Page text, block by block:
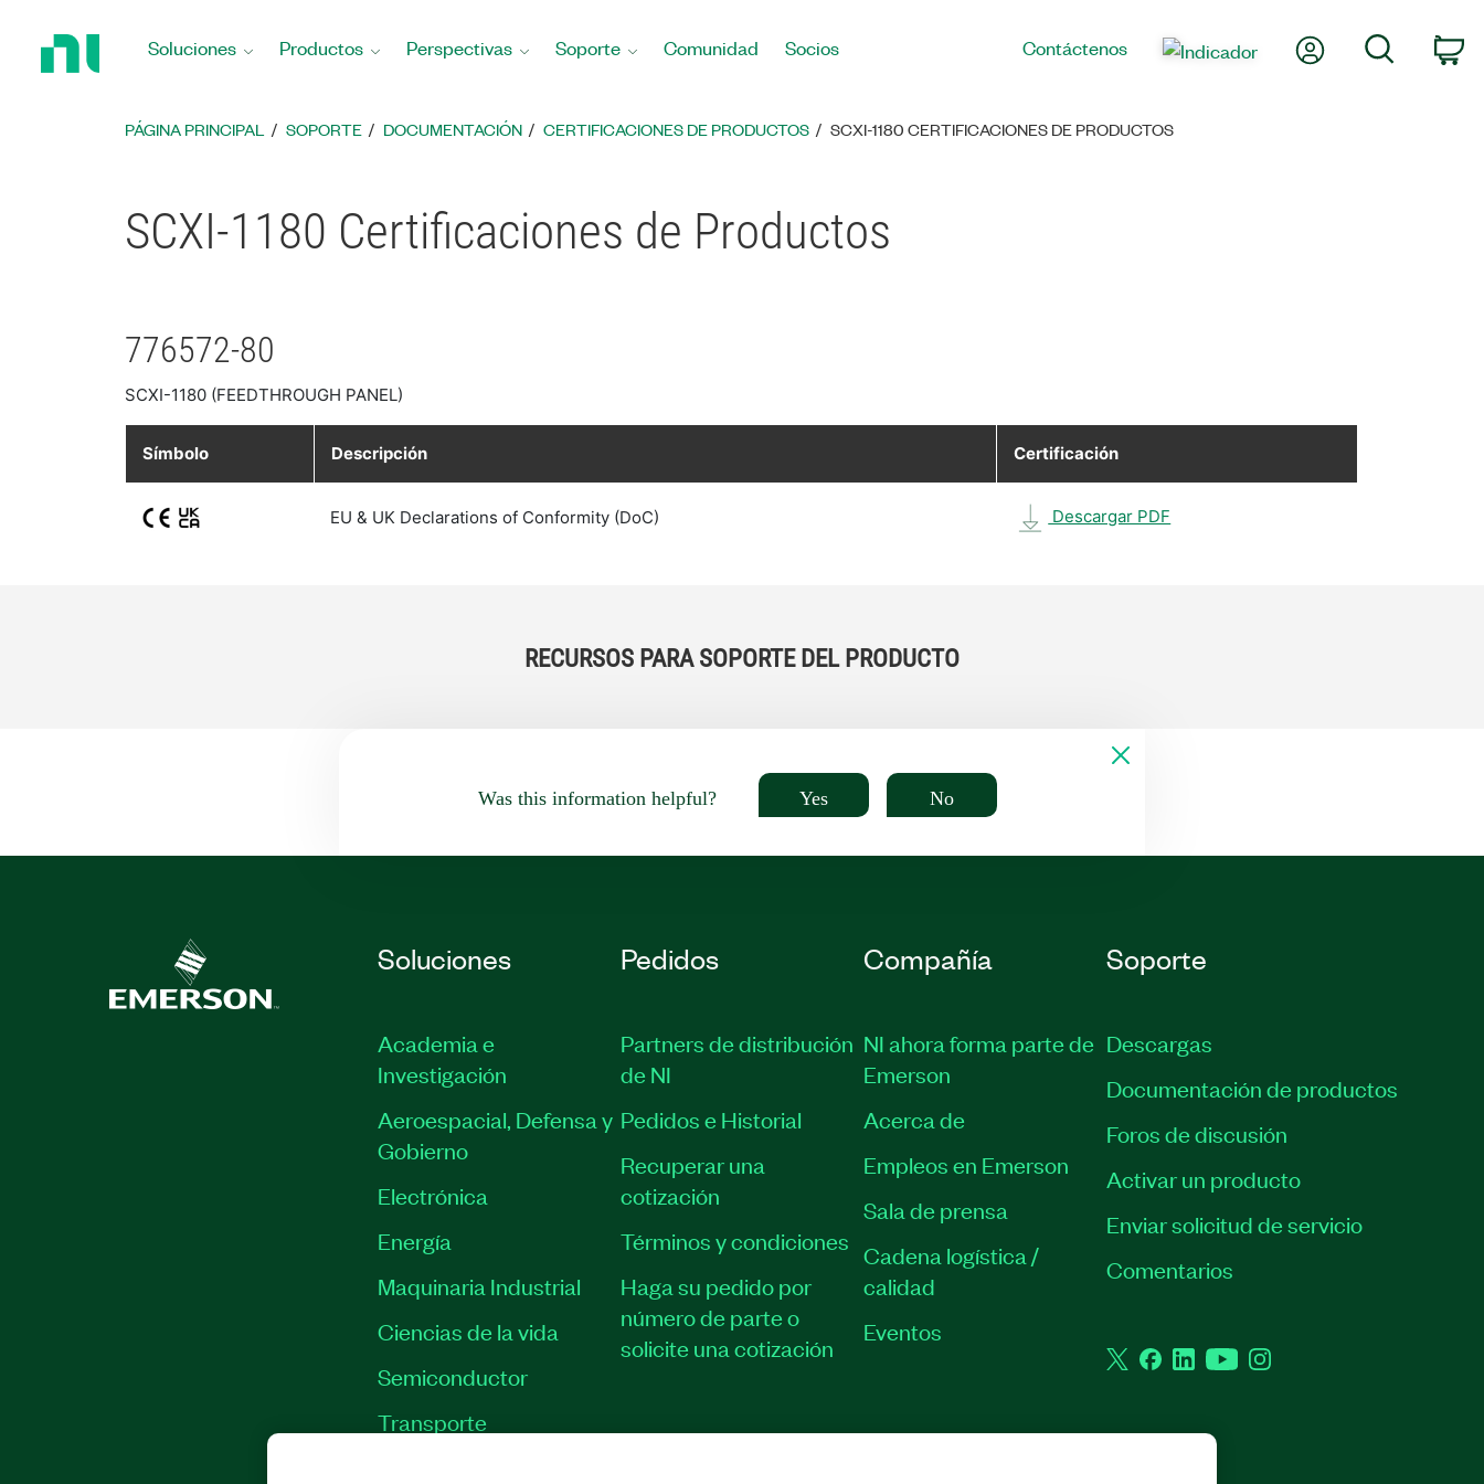
Soluciones Productos Perspectivas Soporte Comunidad Socios Contáctenos Mi cuenta Búsqueda
PÁGINA PRINCIPAL SOPORTE DOCUMENTACIÓN CERTIFICACIONES DE PRODUCTOS SCXI-1180 CERTIFICACIONES DE PRODUCTOS
SCXI-1180 Certificaciones de Productos
776572-80
SCXI-1180 (FEEDTHROUGH PANEL)
Símbolo Descripción Certificación
EU & UK Declarations of Conformity (DoC) Descargar PDF
RECURSOS PARA SOPORTE DEL PRODUCTO
Was this information helpful? Yes No
Soluciones
Academia e
Investigación
Aeroespacial, Defensa y
Gobierno
Electrónica
Energía
Maquinaria Industrial
Ciencias de la vida
Semiconductor
Transporte
Pedidos
Partners de distribución
de NI
Pedidos e Historial
Recuperar una
cotización
Términos y condiciones
Haga su pedido por
número de parte o
solicite una cotización
Compañía
NI ahora forma parte de
Emerson
Acerca de
Empleos en Emerson
Sala de prensa
Cadena logística /
calidad
Eventos
Soporte
Descargas
Documentación de productos
Foros de discusión
Activar un producto
Enviar solicitud de servicio
Comentarios
TwitterFacebook
LinkedInYouTubeInstagram